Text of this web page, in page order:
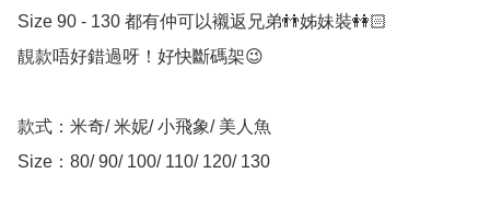
Size 90 - 130 都有仲可以襯返兄弟👬姊妹裝👭🏻
靚款唔好錯過呀！好快斷碼架😉
款式：米奇/ 米妮/ 小飛象/ 美人魚
Size：80/ 90/ 100/ 110/ 120/ 130